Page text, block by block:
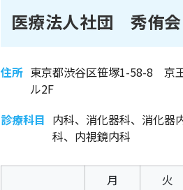
医療法人社団 秀侑
住所 東京都渋谷区笹塚1-58-8 京
ル2F
診療科目 内科、消化器科、消化器
科、内視鏡内科
月 火